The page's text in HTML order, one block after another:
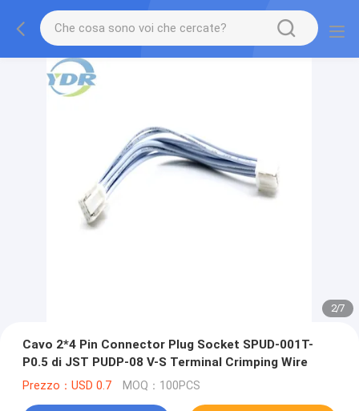
2/7
Cavo 2*4 Pin Connector Plug Socket SPUD-001T-
P0.5 di JST PUDP-08 V-S Terminal Crimping Wire
Prezzo：USD 0.7 MOQ：100PCS